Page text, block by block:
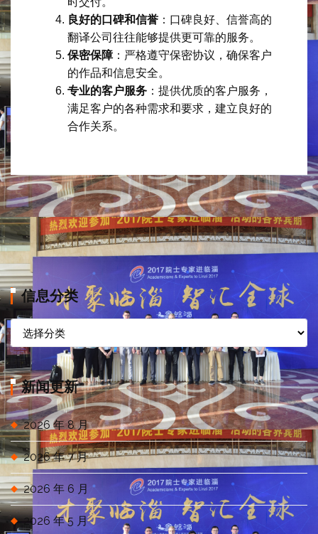
良好的口碑和信誉 ：口碑良好、信誉高的
翻译公司往往能够提供更可靠的服务。
保密保障：严格遵守保密协议，确保客户
的作品和信息安全。
专业的客户服务 ：提供优质的客户服务，
满足客户的各种需求和要求，建立良好的
合作关系。
信息分类
信
息
类新闻更新
2026 年 8 月
2026 年 7 月
2026 年 6 月
2026 年 5 月